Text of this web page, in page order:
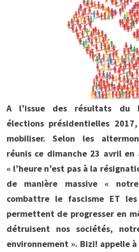
A l’issue des résultats du
élections présidentielles
mobiliser. Selon les
réunis ce dimanche 23 avril en
« l’heure n’est pas à la
de manière massive «
combattre le fascisme ET
permettent de progresser en
détruisent nos sociétés,
environnement ». Bizi! appelle